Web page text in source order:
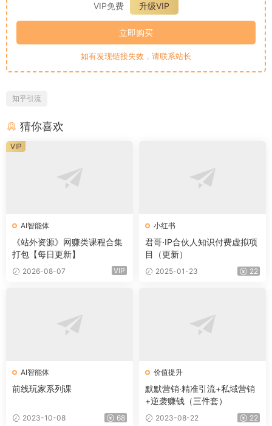
VIP免费
升级VIP
立即购买
如有发现链接失效，请联系站长
知乎引流
猜你喜欢
AI智能体
《站外资源》网赚类课程合集
打包【每日更新】
2026-08-07 VIP
VIP
小红书
君哥·IP合伙人知识付费虚拟项
目（更新）
2025-01-23 22
AI智能体
前线玩家系列课
2023-10-08 68
价值提升
默默营销·精准引流+私域营销
+逆袭赚钱（三件套）
2023-08-22 22